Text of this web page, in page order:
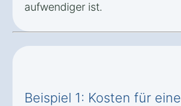
aufwendiger ist.
Beispiel 1: Kosten für eine